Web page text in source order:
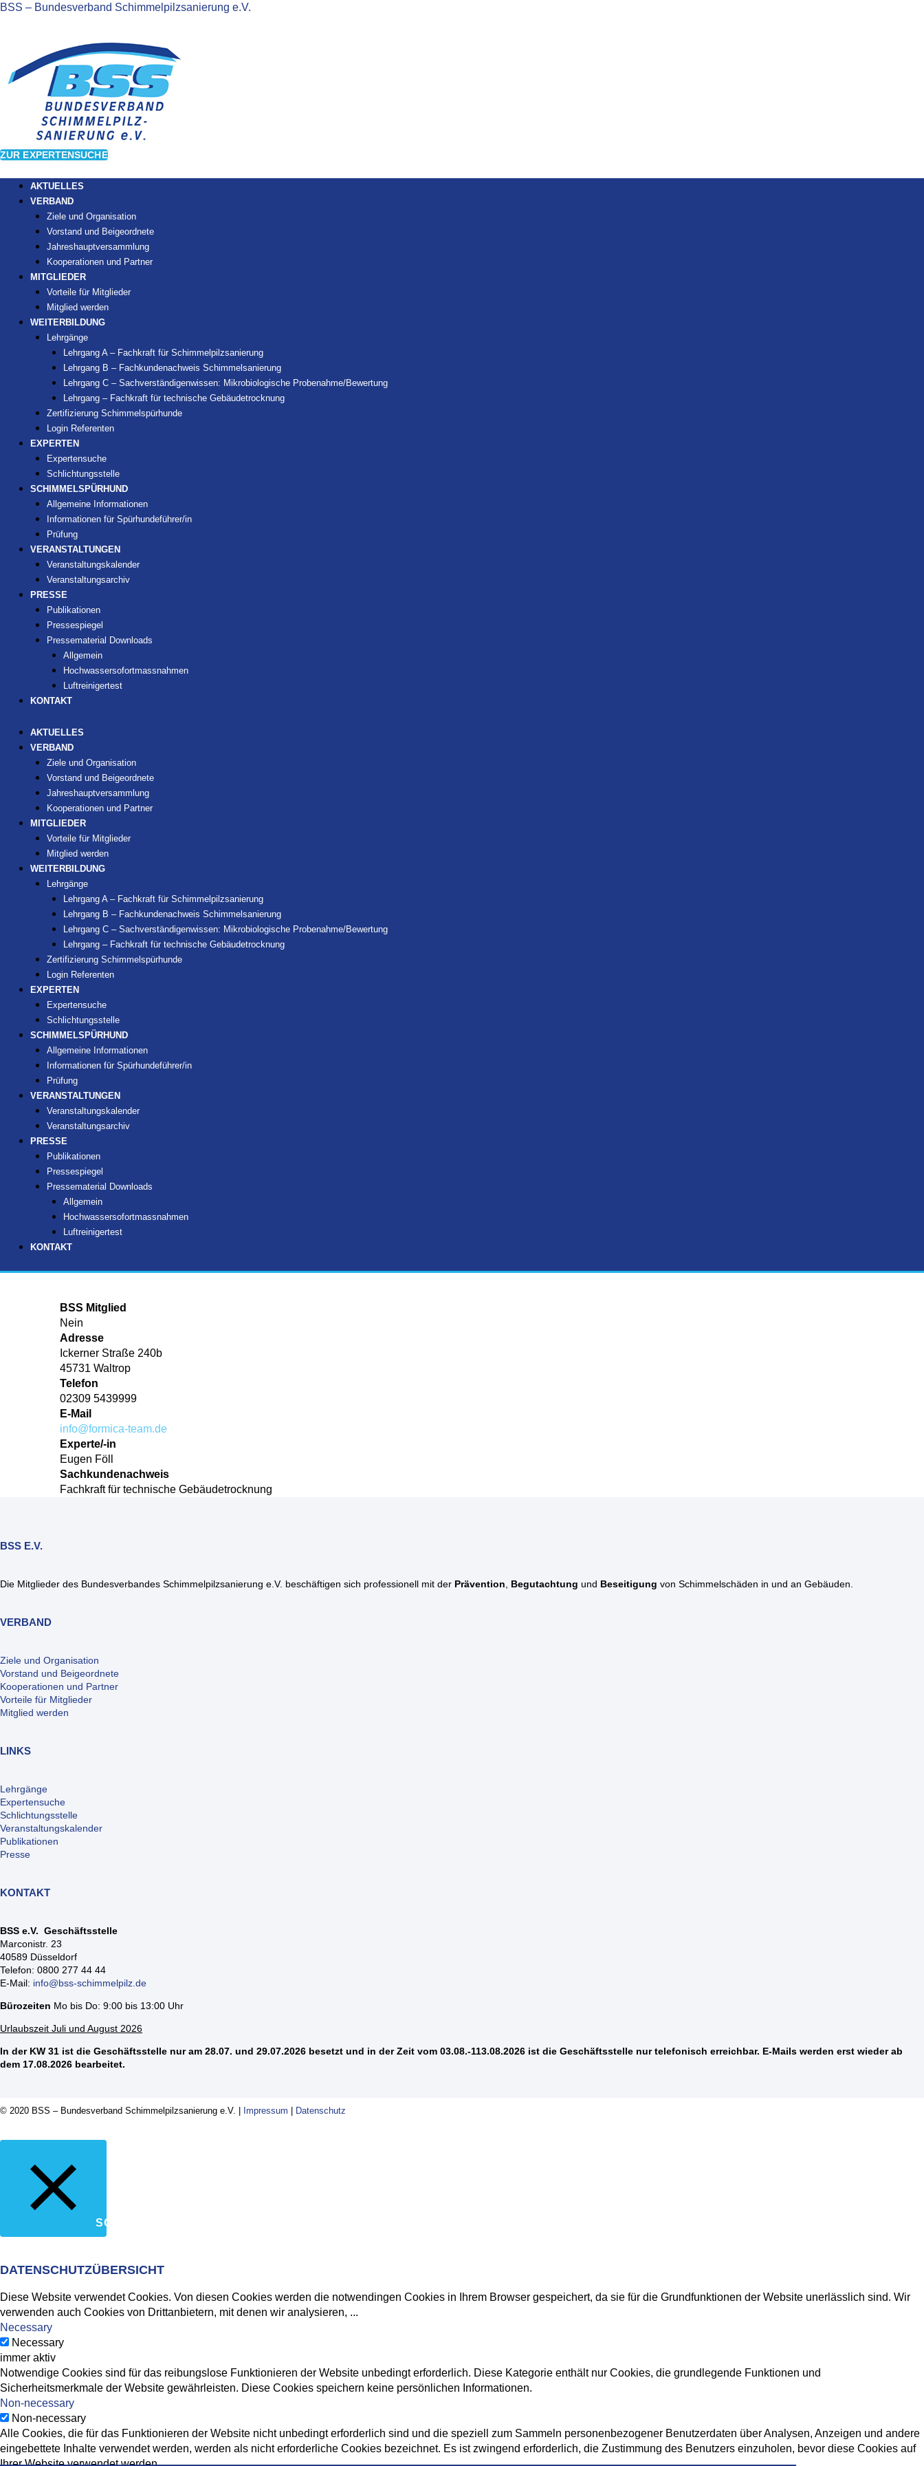
BSS – Bundesverband Schimmelpilzsanierung e.V.
ZUR EXPERTENSUCHE
AKTUELLES
VERBAND
Ziele und Organisation
Vorstand und Beigeordnete
Jahreshauptversammlung
Kooperationen und Partner
MITGLIEDER
Vorteile für Mitglieder
Mitglied werden
WEITERBILDUNG
Lehrgänge
Lehrgang A – Fachkraft für Schimmelpilzsanierung
Lehrgang B – Fachkundenachweis Schimmelsanierung
Lehrgang C – Sachverständigenwissen: Mikrobiologische Probenahme/Bewertung
Lehrgang – Fachkraft für technische Gebäudetrocknung
Zertifizierung Schimmelspürhunde
Login Referenten
EXPERTEN
Expertensuche
Schlichtungsstelle
SCHIMMELSPÜRHUND
Allgemeine Informationen
Informationen für Spürhundeführer/in
Prüfung
VERANSTALTUNGEN
Veranstaltungskalender
Veranstaltungsarchiv
PRESSE
Publikationen
Pressespiegel
Pressematerial Downloads
Allgemein
Hochwassersofortmassnahmen
Luftreinigertest
KONTAKT
AKTUELLES
VERBAND
Ziele und Organisation
Vorstand und Beigeordnete
Jahreshauptversammlung
Kooperationen und Partner
MITGLIEDER
Vorteile für Mitglieder
Mitglied werden
WEITERBILDUNG
Lehrgänge
Lehrgang A – Fachkraft für Schimmelpilzsanierung
Lehrgang B – Fachkundenachweis Schimmelsanierung
Lehrgang C – Sachverständigenwissen: Mikrobiologische Probenahme/Bewertung
Lehrgang – Fachkraft für technische Gebäudetrocknung
Zertifizierung Schimmelspürhunde
Login Referenten
EXPERTEN
Expertensuche
Schlichtungsstelle
SCHIMMELSPÜRHUND
Allgemeine Informationen
Informationen für Spürhundeführer/in
Prüfung
VERANSTALTUNGEN
Veranstaltungskalender
Veranstaltungsarchiv
PRESSE
Publikationen
Pressespiegel
Pressematerial Downloads
Allgemein
Hochwassersofortmassnahmen
Luftreinigertest
KONTAKT
BSS Mitglied
Nein
Adresse
Ickerner Straße 240b
45731 Waltrop
Telefon
02309 5439999
E-Mail
info@formica-team.de
Experte/-in
Eugen Föll
Sachkundenachweis
Fachkraft für technische Gebäudetrocknung
BSS E.V.
Die Mitglieder des Bundesverbandes Schimmelpilzsanierung e.V. beschäftigen sich professionell mit der Prävention Begutachtung und Beseitigung von Schimmelschäden in und an Gebäuden.
VERBAND
Ziele und Organisation
Vorstand und Beigeordnete
Kooperationen und Partner
Vorteile für Mitglieder
Mitglied werden
LINKS
Lehrgänge
Expertensuche
Schlichtungsstelle
Veranstaltungskalender
Publikationen
Presse
KONTAKT
BSS e.V. Geschäftsstelle
Marconistr. 23
40589 Düsseldorf
Telefon: 0800 277 44 44
E-Mail: info@bss-schimmelpilz.de
Bürozeiten Mo bis Do: 9:00 bis 13:00 Uhr
Urlaubszeit Juli und August 2026
In der KW 31 ist die Geschäftsstelle nur am 28.07. und 29.07.2026 besetzt und in der Zeit vom 03.08.-113.08.2026 ist die Geschäftsstelle nur telefonisch erreichbar. E-Mails werden erst wieder ab
dem 17.08.2026 bearbeitet.
© 2020 BSS – Bundesverband Schimmelpilzsanierung e.V. | Impressum | Datenschutz
SCHLIESSEN
DATENSCHUTZÜBERSICHT
Diese Website verwendet Cookies. Von diesen Cookies werden die notwendingen Cookies in Ihrem Browser gespeichert, da sie für die Grundfunktionen der Website unerlässlich sind. Wir
verwenden auch Cookies von Drittanbietern, mit denen wir analysieren, ...
Necessary
Necessary
immer aktiv
Notwendige Cookies sind für das reibungslose Funktionieren der Website unbedingt erforderlich. Diese Kategorie enthält nur Cookies, die grundlegende Funktionen und
Sicherheitsmerkmale der Website gewährleisten. Diese Cookies speichern keine persönlichen Informationen.
Non-necessary
Non-necessary
Alle Cookies, die für das Funktionieren der Website nicht unbedingt erforderlich sind und die speziell zum Sammeln personenbezogener Benutzerdaten über Analysen, Anzeigen und andere
eingebettete Inhalte verwendet werden, werden als nicht erforderliche Cookies bezeichnet. Es ist zwingend erforderlich, die Zustimmung des Benutzers einzuholen, bevor diese Cookies auf
Ihrer Website verwendet werden.